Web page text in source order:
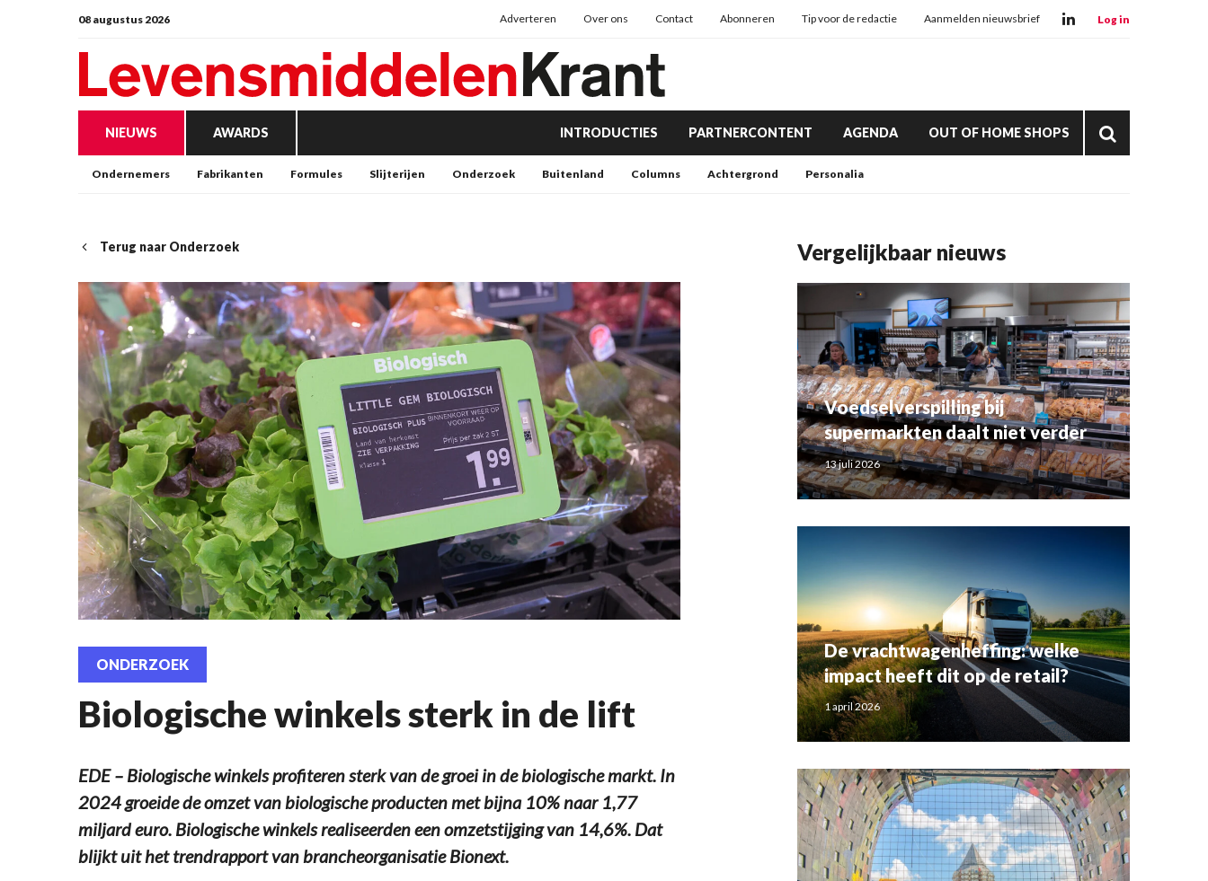
08 augustus 2026 Adverteren Over ons Contact Abonneren Tip voor de redactie Aanmelden nieuwsbrief Log in
NIEUWS AWARDS INTRODUCTIES PARTNERCONTENT AGENDA OUT OF HOME SHOPS
Ondernemers Fabrikanten Formules Slijterijen Onderzoek Buitenland Columns Achtergrond Personalia
Terug naar Onderzoek
ONDERZOEK
Biologische winkels sterk in de lift
EDE – Biologische winkels profiteren sterk van de groei in de biologische markt. In
2024 groeide de omzet van biologische producten met bijna 10% naar 1,77
miljard euro. Biologische winkels realiseerden een omzetstijging van 14,6%. Dat
blijkt uit het trendrapport van brancheorganisatie Bionext.
Vergelijkbaar nieuws
Voedselverspilling bij
supermarkten daalt niet verder
13 juli 2026
De vrachtwagenheffing: welke
impact heeft dit op de retail?
1 april 2026